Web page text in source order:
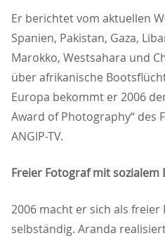
Er berichtet vom aktuellen
Spanien, Pakistan, Gaza,
Marokko, Westsahara und
über afrikanische
Europa bekommt er 2006
Award of Photography“ des
ANGIP-TV.
Freier Fotograf mit sozialem
2006 macht er sich als
selbständig. Aranda